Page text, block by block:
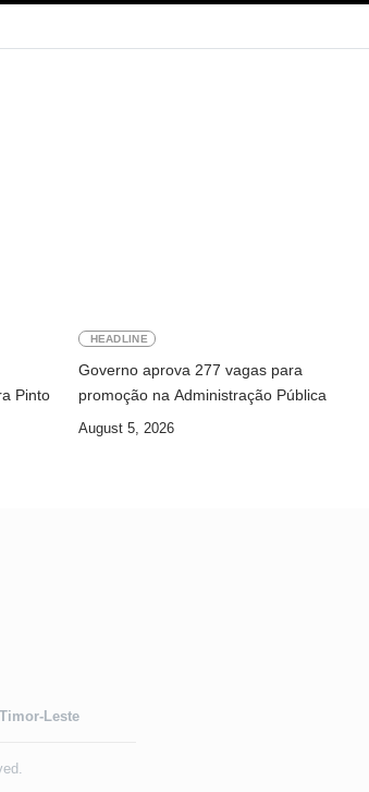
Pinto
HEADLINE
Governo aprova 277 vagas para
promoção na Administração Pública
August 5, 2026
Leste